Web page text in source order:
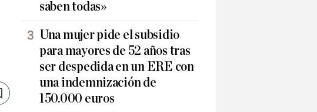
saben todas»
Una mujer pide el subsidio
para mayores de 52 años tras
ser despedida en un ERE con
una indemnización de
150.000 euros